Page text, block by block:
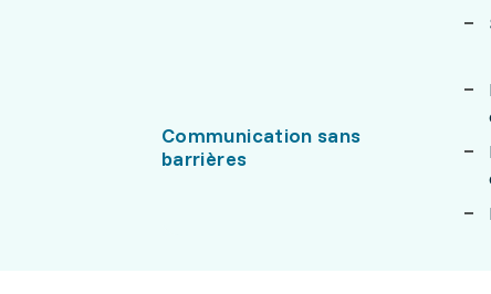
Communication sans
barrières